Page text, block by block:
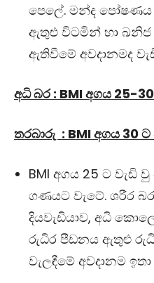
පෙලේ. මන්ද
ඇතුළු විටමින් හා
ඇතිවීමේ අවදානමද
අධි බර : BMI අගය 25-
තරබාරු : BMI අගය 30 ට
BMI අගය 25 ට වැඩි
ගණයට වැටේ. ශරීර
දියවැඩියාව, අධි
රුධිර පීඩනය ඇතුළු
වැලඳීමේ අවදානම